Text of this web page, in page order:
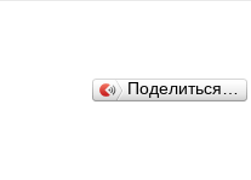
Поделиться…